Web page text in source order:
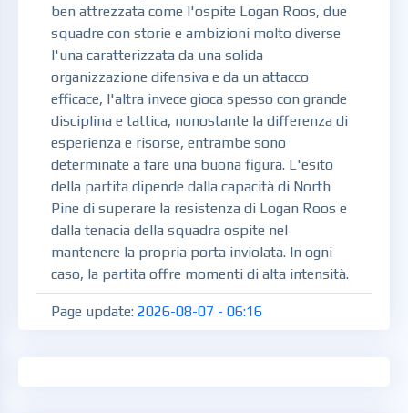
ben attrezzata come l'ospite Logan Roos, due
squadre con storie e ambizioni molto diverse
l'una caratterizzata da una solida
organizzazione difensiva e da un attacco
efficace, l'altra invece gioca spesso con grande
disciplina e tattica, nonostante la differenza di
esperienza e risorse, entrambe sono
determinate a fare una buona figura. L'esito
della partita dipende dalla capacità di North
Pine di superare la resistenza di Logan Roos e
dalla tenacia della squadra ospite nel
mantenere la propria porta inviolata. In ogni
caso, la partita offre momenti di alta intensità.
Page update: 2026-08-07 - 06:16